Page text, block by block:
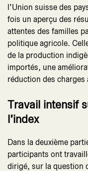
l’Union suisse des
fois un aperçu des
attentes des familles
politique agricole.
de la production
importés, une
réduction des charges
Travail intensif
l’index
Dans la deuxième
participants ont
dirigé, sur la question